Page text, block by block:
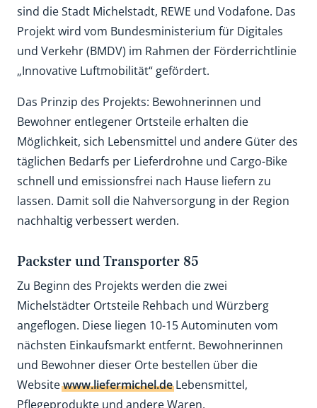
sind die Stadt Michelstadt, REWE und Vodafone. Das
Projekt wird vom Bundesministerium für Digitales
und Verkehr (BMDV) im Rahmen der Förderrichtlinie
„Innovative Luftmobilität“ gefördert.
Das Prinzip des Projekts: Bewohnerinnen und
Bewohner entlegener Ortsteile erhalten die
Möglichkeit, sich Lebensmittel und andere Güter des
täglichen Bedarfs per Lieferdrohne und Cargo-Bike
schnell und emissionsfrei nach Hause liefern zu
lassen. Damit soll die Nahversorgung in der Region
nachhaltig verbessert werden.
Packster und Transporter 85
Zu Beginn des Projekts werden die zwei
Michelstädter Ortsteile Rehbach und Würzberg
angeflogen. Diese liegen 10-15 Autominuten vom
nächsten Einkaufsmarkt entfernt. Bewohnerinnen
und Bewohner dieser Orte bestellen über die
Websitewww.liefermichel.deLebensmittel,
Pflegeprodukte und andere Waren.